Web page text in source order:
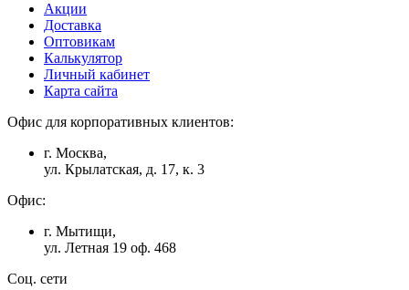
Акции
Доставка
Оптовикам
Калькулятор
Личный кабинет
Карта сайта
Офис для корпоративных клиентов:
г. Москва,
ул. Крылатская, д. 17, к. 3
Офис:
г. Мытищи,
ул. Летная 19 оф. 468
Соц. сети